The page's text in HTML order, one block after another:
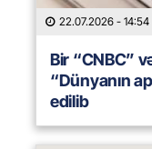
22.07.2026 - 14:54
Bir “CNBC”
“Dünyanın
edilib